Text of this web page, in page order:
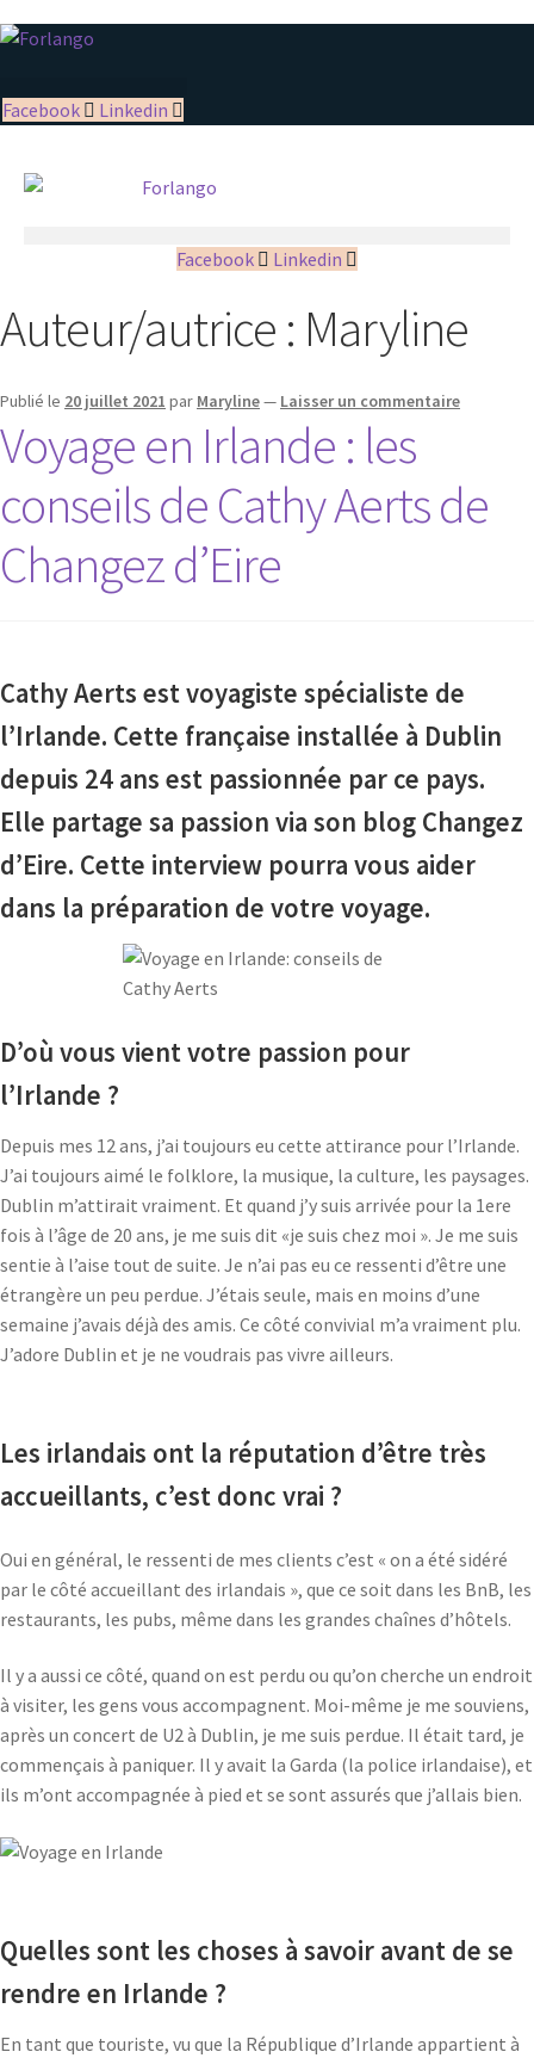
Facebook Linkedin
Facebook Linkedin
Auteur/autrice : Maryline
Publié le 20 juillet 2021 par Maryline— Laisser un commentaire
Voyage en Irlande : les
conseils de Cathy Aerts de
Changez d’Eire
Cathy Aerts est voyagiste spécialiste de
l’Irlande. Cette française installée à Dublin
depuis 24 ans est passionnée par ce pays.
Elle partage sa passion via son blog Changez
d’Eire. Cette interview pourra vous aider
dans la préparation de votre voyage.
D’où vous vient votre passion pour
l’Irlande ?
Depuis mes 12 ans, j’ai toujours eu cette attirance pour l’Irlande.
J’ai toujours aimé le folklore, la musique, la culture, les paysages.
Dublin m’attirait vraiment. Et quand j’y suis arrivée pour la 1ere
fois à l’âge de 20 ans, je me suis dit «je suis chez moi ». Je me suis
sentie à l’aise tout de suite. Je n’ai pas eu ce ressenti d’être une
étrangère un peu perdue. J’étais seule, mais en moins d’une
semaine j’avais déjà des amis. Ce côté convivial m’a vraiment plu.
J’adore Dublin et je ne voudrais pas vivre ailleurs.
Les irlandais ont la réputation d’être très
accueillants, c’est donc vrai ?
Oui en général, le ressenti de mes clients c’est « on a été sidéré
par le côté accueillant des irlandais », que ce soit dans les BnB, les
restaurants, les pubs, même dans les grandes chaînes d’hôtels.
Il y a aussi ce côté, quand on est perdu ou qu’on cherche un endroit
à visiter, les gens vous accompagnent. Moi-même je me souviens,
après un concert de U2 à Dublin, je me suis perdue. Il était tard, je
commençais à paniquer. Il y avait la Garda (la police irlandaise), et
ils m’ont accompagnée à pied et se sont assurés que j’allais bien.
Quelles sont les choses à savoir avant de se
rendre en Irlande ?
En tant que touriste, vu que la République d’Irlande appartient à